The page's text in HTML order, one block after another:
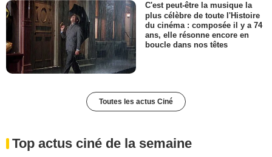
C'est peut-être la musique la
plus célèbre de toute l'Histoire
du cinéma : composée il y a 74
ans, elle résonne encore en
boucle dans nos têtes
Toutes les actus Ciné
Top actus ciné de la semaine